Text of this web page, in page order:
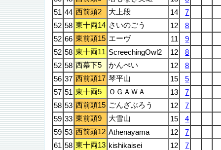
51 44 西前頭2 大上段 14
7
52 58 東十両14 さいのごう 12
8
52 66 東前頭15 エーヴ 11
9
52 58 東十両11 ScreechingOwl2 12
8
52 58 西幕下5 かんぺい 12
8
56 37 西前頭17 琴平山 15
5
57 51 東十両5 ＯＧＡＷＡ 13
7
58 53 西前頭15 ごんざぶろう 12
7
59 33 東前頭9 大雪山 15
4
59 53 西前頭12 Athenayama 12
7
61 58 東十両13 kishikaisei 12
7